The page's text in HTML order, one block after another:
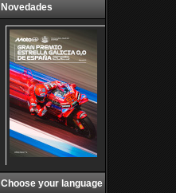
Novedades
Choose your language